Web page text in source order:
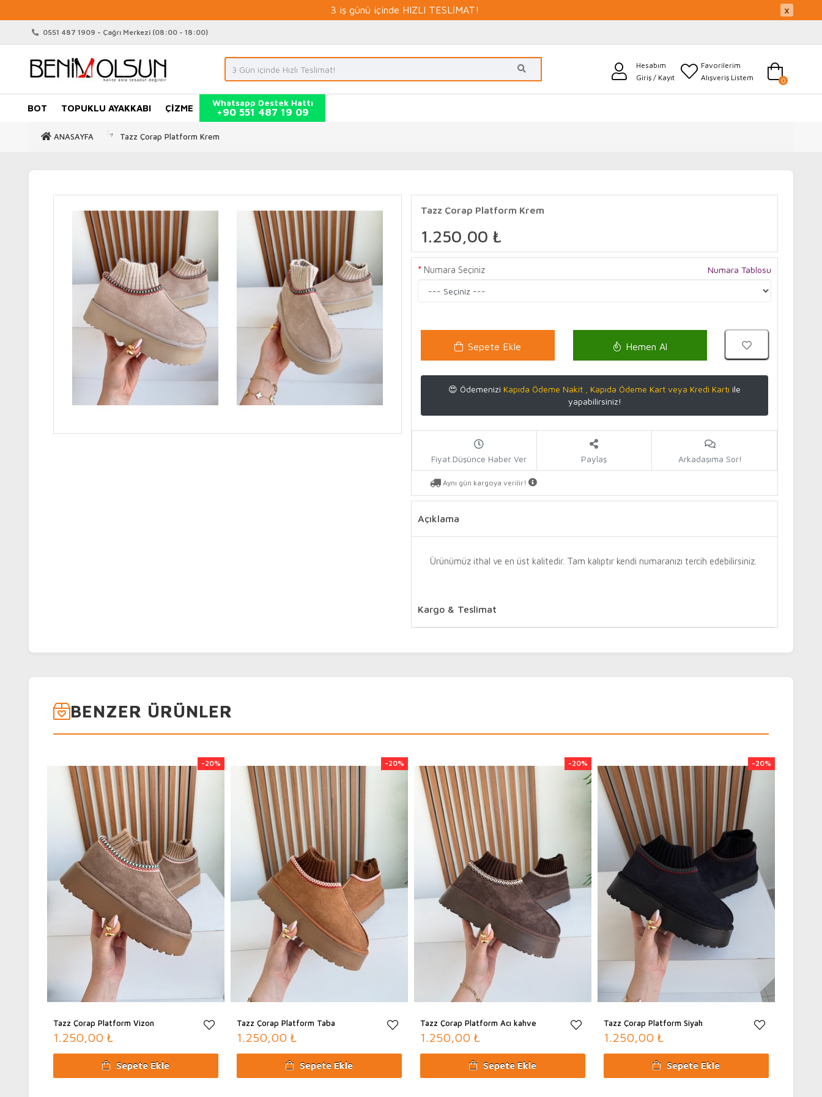
3 iş günü içinde HIZLI TESLİMAT! ×
0551 487 1909 - Çağrı Merkezi (08:00 - 18:00)
Hesabım
Giriş / Kayıt
Favorilerim
Alışveriş Listem
0
BOT TOPUKLU AYAKKABI ÇİZME
Whatsapp Destek Hattı
+90 551 487 19 09
ANASAYFA Tazz Çorap Platform Krem
Tazz Çorap Platform Krem
1.250,00 ₺
Numara Seçiniz Numara Tablosu
Sepete Ekle Hemen Al
😍 Ödemenizi Kapıda Ödeme Nakit , Kapıda Ödeme Kart veya Kredi Kartı ile
yapabilirsiniz!
Fiyat Düşünce Haber Ver Paylaş Arkadaşıma Sor!
Aynı gün kargoya verilir!
Açıklama
Ürünümüz ithal ve en üst kalitedir. Tam kalıptır kendi numaranızı tercih edebilirsiniz.
Kargo & Teslimat
Benimolsun.com sitemiz üzerinden kredi kartı ile ya da kapıda ödeme imkânı ile
saat içerisinde kayıtlı telefon numaranıza iletilmektedir. SMS ile ilegilen kargo takip
https://social.araskargo.com.tr/ adresinden kargonuzun durumunu takip
edebilirsiniz.
Kargoya teslim edilen siparişlerinizin Aras Kargo aracılığı ile tahmini olarak 1-4 iş
günü içerisinde teslimatı yapılmaktadır. Aras Kargo teslimat günleri il ve ilçeye göre
değişiklik göstermektedir.
Kargo Teslimat Günleri:
Hafta İçi: 09:00 – 18:30
Cumartesi: 09:00 –14:30
Pazar (Teslimat yapılmamaktadır)
BENZER ÜRÜNLER
-20%
Tazz Çorap Platform Vizon
1.250,00 ₺
Sepete Ekle
-20%
Tazz Çorap Platform Taba
1.250,00 ₺
Sepete Ekle
-20%
Tazz Çorap Platform Acı kahve
1.250,00 ₺
Sepete Ekle
-20%
Tazz Çorap Platform Siyah
1.250,00 ₺
Sepete Ekle